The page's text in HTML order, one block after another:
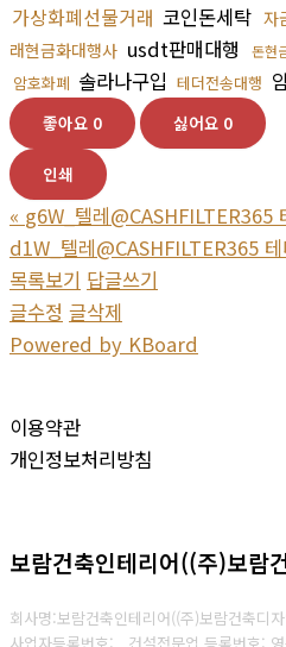
가상화폐선물거래 코인돈세탁 자
래현금화대행사 usdt판매대행 돈현
암호화폐 솔라나구입 테더전송대행
좋아요 0 싫어요 0
인쇄
« g6W_텔레@CASHFILTER365
d1W_텔레@CASHFILTER365
목록보기 답글쓰기
글수정 글삭제
Powered by KBoard
이용약관
개인정보처리방침
보람건축인테리어((주)보람
회사명:보람건축인테리어((주)보람건축디